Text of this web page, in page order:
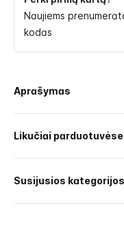
Naujiems
kodas
Aprašymas
Likučiai parduotuvėse
Susijusios kategorijos